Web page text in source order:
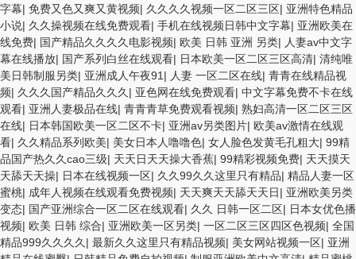
字幕| 免费又色又爽又黄视频| 久久久久视频一区二区三区| 亚洲特色精品
小说| 久久操视频在线免费观看| 手机在线视频日韩中文字幕| 亚洲欧美在
线免费| 国产精品久久久久电影视频| 欧美 日韩 亚洲 另类| 人妻av中文字
幕在线播放| 国产系列白丝在线观看| 日本欧美一区二区三区高清| 清纯唯
美日韩制服另类| 亚洲成人午夜91 | 人妻 一区二区在线| 青青在线精品视
频| 久久久国产精品久久久 | 亚色网在线免费观看| 中文字幕免费不卡在线
观看| 亚洲人妻极品在线| 青青青草免费观看视频| 熟妇高清一区二区三区
在线| 日本韩国欧美一区二区不卡| 亚洲av另类图片| 欧美av激情在线观
看| 久久精品系列欧美| 美女日本人噜噜色| 女人脸色发黄毛孔粗大| 99精
品国产热久久cao三级| 天天日天天操大香蕉| 99精彩视频免费| 天天摸天
天舔天天操| 日本在线视频一区| 久久99久久这里只有精品| 精品人妻一区
蜜桃| 成年人视频在线观看免费视频| 天天爽天天舔天天日| 亚洲欧美另类
变态| 国产亚洲综合一区二区在线观看| 久久 日韩一区二区| 日本女优色播
视频| 欧美 日韩 综合| 亚洲欧美一区另类| 一区二区三区四区色视频| 全国
精品999久久久久 | 最新久久这里只有精品视频| 美女网站视频一区| 亚洲